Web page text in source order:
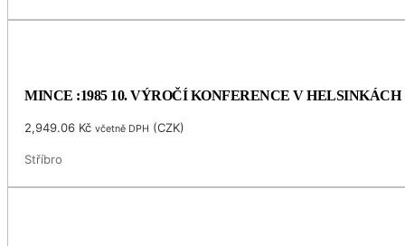
MINCE :1985 10. VÝROČÍ KONFERENCE V HELSINKÁCH
2,949.06 Kč včetně DPH (CZK)
Stříbro